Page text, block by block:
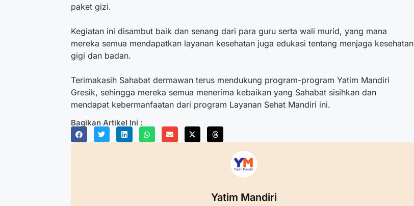
paket gizi.
Kegiatan ini disambut baik dan senang dari para guru serta wali murid, yang mana
mereka semua mendapatkan layanan kesehatan juga edukasi tentang menjaga kesehatan
gigi dan badan.
Terimakasih Sahabat dermawan terus mendukung program-program Yatim Mandiri
Gresik, sehingga mereka semua menerima kebaikan yang Sahabat sisihkan dan
mendapat kebermanfaatan dari program Layanan Sehat Mandiri ini.
Bagikan Artikel Ini :
Yatim Mandiri